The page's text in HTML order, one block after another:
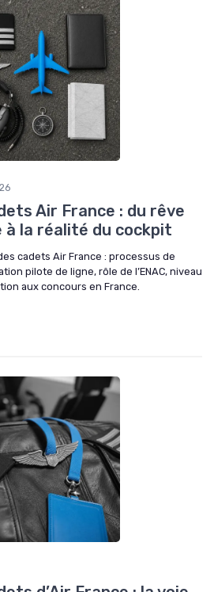
Air France : du rêve
à la réalité du cockpit
cadets Air France : processus de
pilote de ligne, rôle de l’ENAC, niveau
aux concours en France.